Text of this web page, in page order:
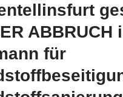
ABBRUCH
für